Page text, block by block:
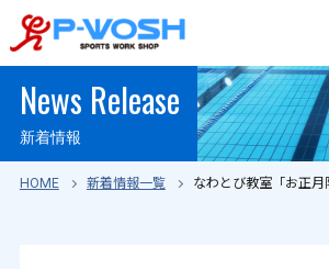
News Release
新着情報
HOME 新着情報一覧 なわとび教室「お正月